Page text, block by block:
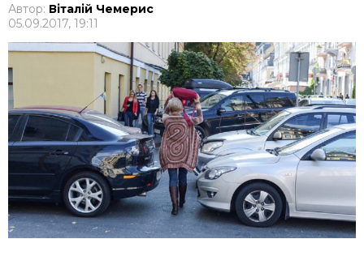
Автор: Віталій Чемерис
05.09.2017, 19:11